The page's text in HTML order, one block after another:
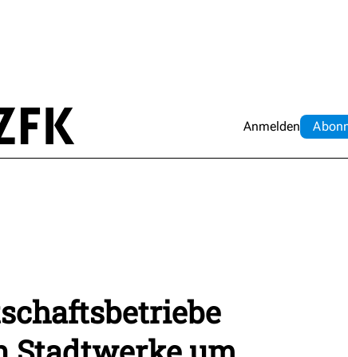
Anmelden Abo